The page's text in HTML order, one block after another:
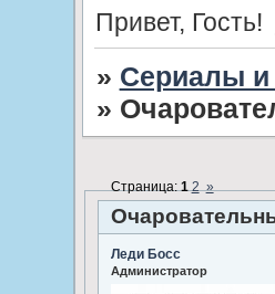
Привет, Гость!
» Сериалы и
»
Страница:1 2 »
Леди Босс
Администратор